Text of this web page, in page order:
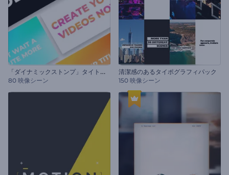
「
ダイナミックストンプ」タイトル・セット
80 映像シーン
清潔感のあるタイポグラフィパック
150 映像シーン